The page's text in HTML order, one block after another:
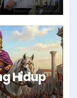
Hidup